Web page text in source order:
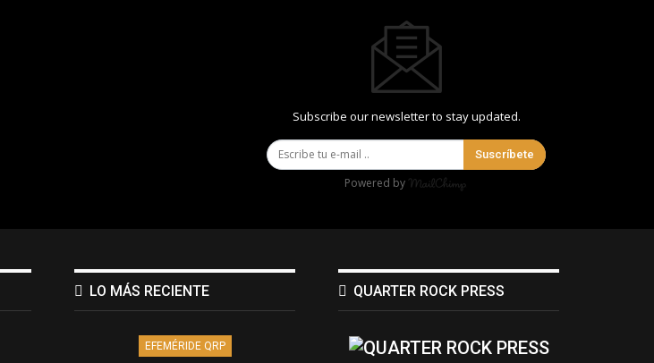
Subscribe our newsletter to stay updated.
Suscríbete
Powered by
LO MÁS RECIENTE
EFEMÉRIDE QRP
QUARTER ROCK PRESS